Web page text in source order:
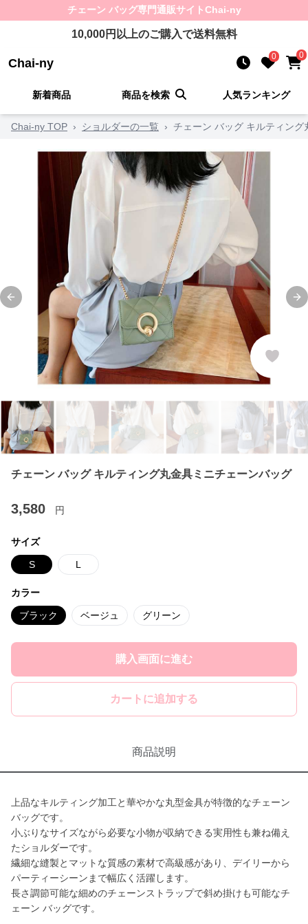
チェーン バッグ専門通販サイトChai-ny
10,000円以上のご購入で送料無料
Chai-ny 0 0
新着商品 商品を検索 人気ランキング
Chai-ny TOP › ショルダーの一覧 › チェーン バッグ キルティン
Previous slide
チェーン バッグ キルティング丸金具ミニチェーンバッグ
3,580 円
サイズ
S L
カラー
ブラック ベージュ グリーン
購入画面に進む
カートに追加する
商品説明
上品なキルティング加工と華やかな丸型金具が特徴的なチェーン
バッグです。
小ぶりなサイズながら必要な小物が収納できる実用性も兼ね備え
たショルダーです。
繊細な縫製とマットな質感の素材で高級感があり、デイリーから
パーティーシーンまで幅広く活躍します。
長さ調節可能な細めのチェーンストラップで斜め掛けも可能なチ
ェーン バッグです。